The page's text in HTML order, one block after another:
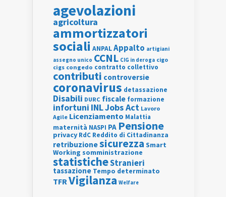
agevolazioni
agricoltura
ammortizzatori
sociali ANPALAppalto artigiani
assegno unico CCNL CIG in deroga cigo
cigs congedo contratto collettivo
contributi controversie
coronavirus detassazione
Disabili DURC fiscale formazione
infortuni INLJobs Act Lavoro
Agile Licenziamento Malattia
maternità NASPI PA Pensione
privacy RdC Reddito di Cittadinanza
retribuzionesicurezza Smart
Working somministrazione
statisticheStranieri
tassazione Tempo determinato
TFR Vigilanza Welfare